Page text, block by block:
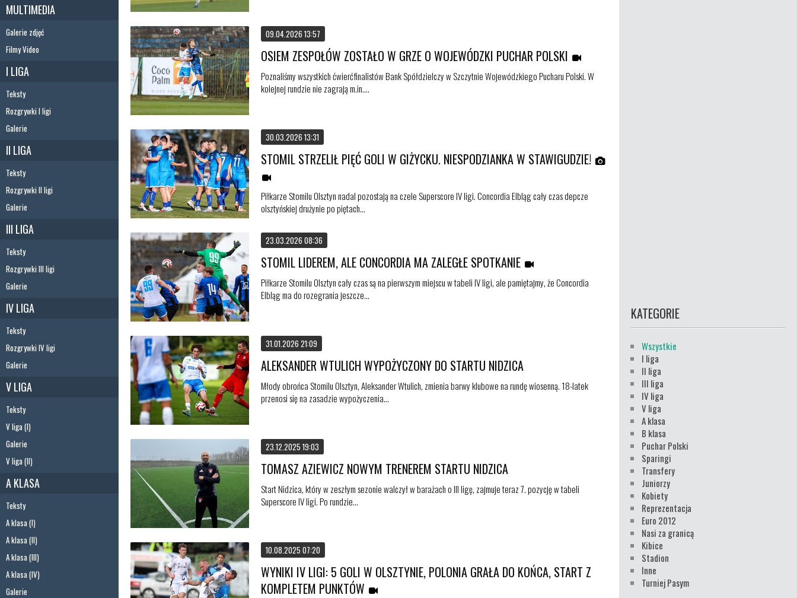
MULTIMEDIA
Galerie zdjęć
Filmy Video
I LIGA
Teksty
Rozgrywki I ligi
Galerie
II LIGA
Teksty
Rozgrywki II ligi
Galerie
III LIGA
Teksty
Rozgrywki III ligi
Galerie
IV LIGA
Teksty
Rozgrywki IV ligi
Galerie
V LIGA
Teksty
V liga (I)
Galerie
V liga (II)
A KLASA
Teksty
A klasa (I)
A klasa (II)
A klasa (III)
A klasa (IV)
Galerie
09.04.2026 13:57
OSIEM ZESPOŁÓW ZOSTAŁO W GRZE O WOJEWÓDZKI PUCHAR POLSKI
Poznaliśmy wszystkich ćwierćfinalistów Bank Spółdzielczy w Szczytnie Wojewódzkiego Pucharu Polski. W
kolejnej rundzie nie zagrają m.in....
30.03.2026 13:31
STOMIL STRZELIŁ PIĘĆ GOLI W GIŻYCKU. NIESPODZIANKA W STAWIGUDZIE!
Piłkarze Stomilu Olsztyn nadal pozostają na czele Superscore IV ligi. Concordia Elbląg cały czas depcze
olsztyńskiej drużynie po piętach...
23.03.2026 08:36
STOMIL LIDEREM, ALE CONCORDIA MA ZALEGŁE SPOTKANIE
Piłkarze Stomilu Olsztyn cały czas są na pierwszym miejscu w tabeli IV ligi, ale pamiętajmy, że Concordia
Elbląg ma do rozegrania jeszcze...
31.01.2026 21:09
ALEKSANDER WTULICH WYPOŻYCZONY DO STARTU NIDZICA
Młody obrońca Stomilu Olsztyn, Aleksander Wtulich, zmienia barwy klubowe na rundę wiosenną. 18-latek
przenosi się na zasadzie wypożyczenia...
23.12.2025 19:03
TOMASZ AZIEWICZ NOWYM TRENEREM STARTU NIDZICA
Start Nidzica, który w zeszłym sezonie walczył w barażach o III ligę, zajmuje teraz 7. pozycję w tabeli
Superscore IV ligi. Po rundzie...
10.08.2025 07:20
WYNIKI IV LIGI: 5 GOLI W OLSZTYNIE, POLONIA GRAŁA DO KOŃCA, START Z
KOMPLETEM PUNKTÓW
KATEGORIE
Wszystkie
I liga
II liga
III liga
IV liga
V liga
A klasa
B klasa
Puchar Polski
Sparingi
Transfery
Juniorzy
Kobiety
Reprezentacja
Euro 2012
Nasi za granicą
Kibice
Stadion
Inne
Turniej Pasym